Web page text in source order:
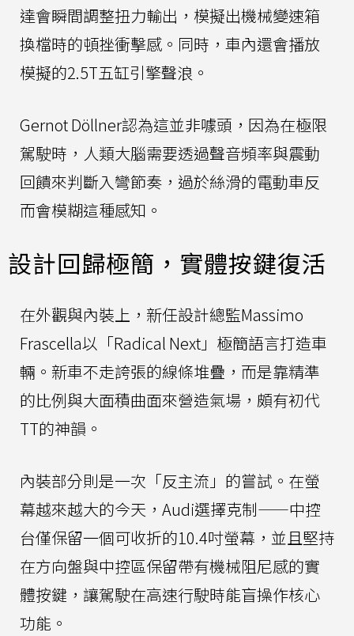
達會瞬間調整扭力輸出，模擬出機械變速箱
換檔時的頓挫衝擊感。同時，車內還會播放
模擬的2.5T五缸引擎聲浪。
Gernot Döllner認為這並非噱頭，因為在極限
駕駛時，人類大腦需要透過聲音頻率與震動
回饋來判斷入彎節奏，過於絲滑的電動車反
而會模糊這種感知。
設計回歸極簡，實體按鍵復活
在外觀與內裝上，新任設計總監Massimo
Frascella以「Radical Next」極簡語言打造車
輛。新車不走誇張的線條堆疊，而是靠精準
的比例與大面積曲面來營造氣場，頗有初代
TT的神韻。
內裝部分則是一次「反主流」的嘗試。在螢
幕越來越大的今天，Audi選擇克制——中控
台僅保留一個可收折的10.4吋螢幕，並且堅持
在方向盤與中控區保留帶有機械阻尼感的實
體按鍵，讓駕駛在高速行駛時能盲操作核心
功能。